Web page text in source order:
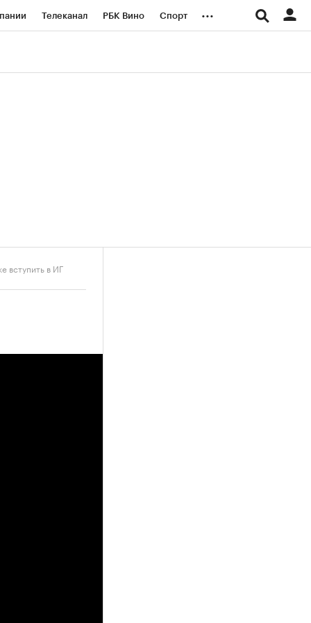
Телеканал РБК Вино Спорт ...
вступить в ИГ